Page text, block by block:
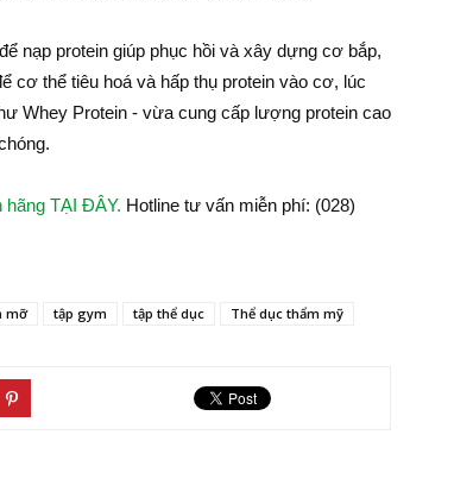
nạp protein giúp phục hồi và xây dựng cơ bắp,
cơ thể tiêu hoá và hấp thụ protein vào cơ, lúc
Whey Protein - vừa cung cấp lượng protein cao
TẠI ĐÂY. Hotline tư vấn miễn phí: (028)
mỡ tập gym tập thể dục Thể dục thẩm mỹ